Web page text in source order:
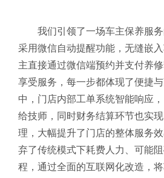
我们引领了一场车主保养服
采用微信自动提醒功能，无缝嵌
主直接通过微信端预约并支付养
享受服务，每一步都体现了便捷
中，门店内部工单系统智能响应
给技师，同时财务结算环节也实
理，大幅提升了门店的整体服务效
弃了传统模式下耗费人力、可能
程，通过全面的互联网化改造，